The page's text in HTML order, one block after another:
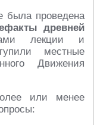
была проведена
древней
лекции и
местные
Движения
или менее